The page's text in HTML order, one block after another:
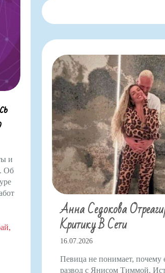
и
Об
Анна Седокова
Критику В Сети
16.07.2026
Певица не понимает, почему
развод с Янисом Тиммой.